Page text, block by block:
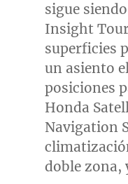
sigue
Insight
superficies
un asiento
posiciones
Honda
Navigation
doble zona,